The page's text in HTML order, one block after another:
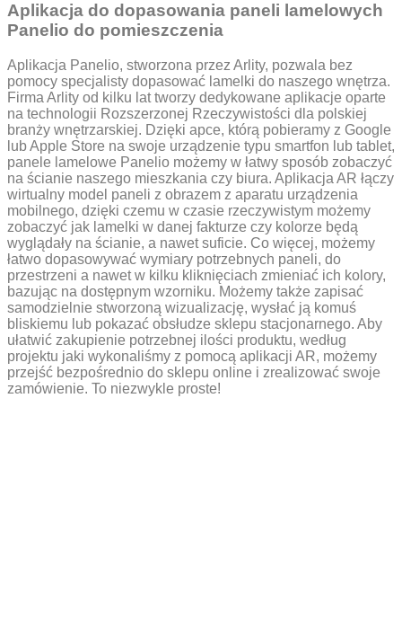
Aplikacja do dopasowania paneli lamelowych
Panelio do pomieszczenia
Aplikacja Panelio, stworzona przez Arlity, pozwala bez
pomocy specjalisty dopasować lamelki do naszego wnętrza.
Firma Arlity od kilku lat tworzy dedykowane aplikacje oparte
na technologii Rozszerzonej Rzeczywistości dla polskiej
branży wnętrzarskiej. Dzięki apce, którą pobieramy z Google
lub Apple Store na swoje urządzenie typu smartfon lub tablet,
panele lamelowe Panelio możemy w łatwy sposób zobaczyć
na ścianie naszego mieszkania czy biura. Aplikacja AR łączy
wirtualny model paneli z obrazem z aparatu urządzenia
mobilnego, dzięki czemu w czasie rzeczywistym możemy
zobaczyć jak lamelki w danej fakturze czy kolorze będą
wyglądały na ścianie, a nawet suficie. Co więcej, możemy
łatwo dopasowywać wymiary potrzebnych paneli, do
przestrzeni a nawet w kilku kliknięciach zmieniać ich kolory,
bazując na dostępnym wzorniku. Możemy także zapisać
samodzielnie stworzoną wizualizację, wysłać ją komuś
bliskiemu lub pokazać obsłudze sklepu stacjonarnego. Aby
ułatwić zakupienie potrzebnej ilości produktu, według
projektu jaki wykonaliśmy z pomocą aplikacji AR, możemy
przejść bezpośrednio do sklepu online i zrealizować swoje
zamówienie. To niezwykle proste!